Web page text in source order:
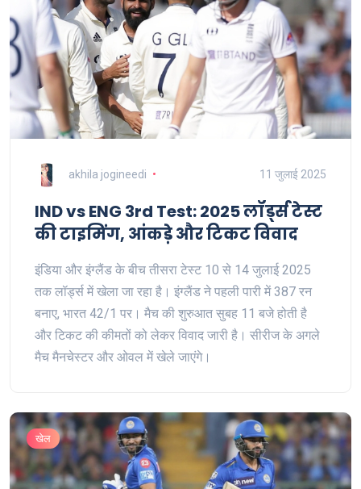
akhila jogineedi 11 जुलाई 2025
IND vs ENG 3rd Test: 2025 लॉर्ड्स टेस्ट
की टाइमिंग, आंकड़े और टिकट विवाद
इंडिया और इंग्लैंड के बीच तीसरा टेस्ट 10 से 14 जुलाई 2025
तक लॉर्ड्स में खेला जा रहा है। इंग्लैंड ने पहली पारी में 387 रन
बनाए, भारत 42/1 पर। मैच की शुरुआत सुबह 11 बजे होती है
और टिकट की कीमतों को लेकर विवाद जारी है। सीरीज के अगले
मैच मैनचेस्टर और ओवल में खेले जाएंगे।
खेल